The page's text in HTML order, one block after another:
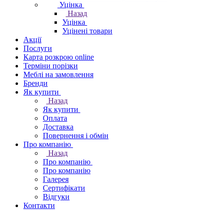
Уцінка
Назад
Уцінка
Уцінені товари
Акції
Послуги
Карта розкрою online
Терміни порізки
Меблі на замовлення
Бренди
Як купити
Назад
Як купити
Оплата
Доставка
Повернення і обмін
Про компанію
Назад
Про компанію
Про компанію
Галерея
Сертифікати
Відгуки
Контакти